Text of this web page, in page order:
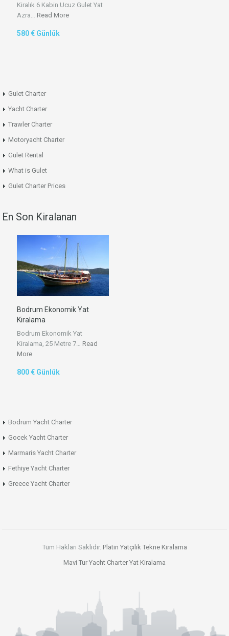
Kiralık 6 Kabin Ucuz Gulet Yat
Azra… Read More
580 € Günlük
Gulet Charter
Yacht Charter
Trawler Charter
Motoryacht Charter
Gulet Rental
What is Gulet
Gulet Charter Prices
En Son Kiralanan
Bodrum Ekonomik Yat
Kiralama
Bodrum Ekonomik Yat
Kiralama, 25 Metre 7… Read
More
800 € Günlük
Bodrum Yacht Charter
Gocek Yacht Charter
Marmaris Yacht Charter
Fethiye Yacht Charter
Greece Yacht Charter
Tüm Hakları Saklıdır. Platin Yatçılık Tekne Kiralama
Mavi Tur Yacht Charter Yat Kiralama